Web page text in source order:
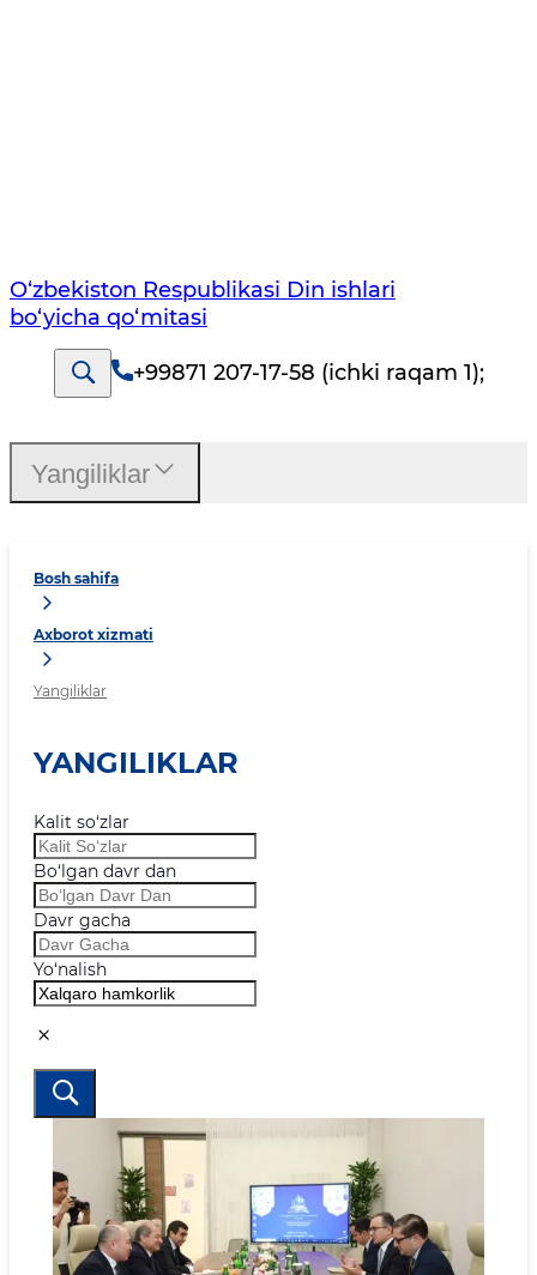
O‘zbekiston Respublikаsi Din ishlаri
bo‘yichа qo‘mitаsi
+99871 207-17-58 (ichki raqam 1);
Bosh sahifa
Axborot xizmati
Yangiliklar
YANGILIKLAR
Kalit so‘zlar
Bo‘lgan davr dan
Davr gacha
Yo‘nalish
Yangiliklar